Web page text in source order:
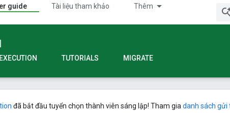
guide Tài liệu tham khảo Thêm
TUTORIALS MIGRATE
đã bắt đầu tuyển chọn thành viên sáng lập! Tham gia danh sách gửi